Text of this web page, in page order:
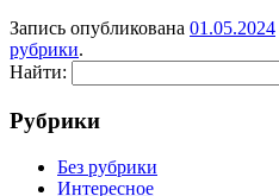
Запись опубликована 01.05.2024
рубрики.
Найти:
Рубрики
Без рубрики
Интересное